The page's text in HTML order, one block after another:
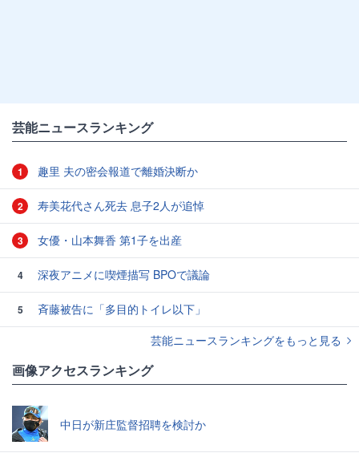
芸能ニュースランキング
1 趣里 夫の密会報道で離婚決断か
2 寿美花代さん死去 息子2人が追悼
3 女優・山本舞香 第1子を出産
4 深夜アニメに喫煙描写 BPOで議論
5
斉藤被告に「多目的トイレ以下」
芸能ニュースランキングをもっと見る
画像アクセスランキング
中日が新庄監督招聘を検討か